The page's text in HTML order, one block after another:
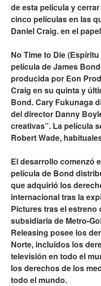
de esta película y
cinco películas en las
Daniel Craig. en el
No Time to Die
película de James
producida por Eon
Craig en su quinta y
Bond. Cary Fukunaga
del director Danny
creativas”. La película
Robert Wade,
El desarrollo comenzó
película de Bond
que adquirió los
internacional tras la
Pictures tras el estreno
subsidiaria de Metro-
Releasing posee los
Norte, incluidos los
televisión en todo el
los derechos de los
todo el mundo.